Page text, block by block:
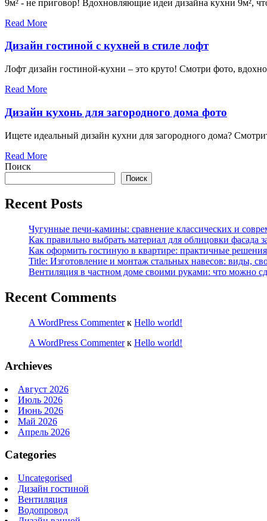
9м² - не приговор! Вдохновляющие идеи дизайна кухни 9м²,
Read More
Дизайн гостиной с кухней в стиле лофт
Лофт дизайн гостиной-кухни – это круто! Смотри фото,
Read More
Дизайн кухонь для загородного дома фото
Ищете идеальный дизайн кухни для загородного дома?
Read More
Поиск
Поиск
Recent Posts
Чугунные печи-камины: сравнение классических и
Как правильно выбрать материал для облицовки фасада
Как оформить гостиную в квартире: практичные
Title: Изготовление и монтаж стальных навесов: виды,
Вентиляция в частном доме своими руками: что можно
Recent Comments
A WordPress Commenterк Hello world!
A WordPress Commenterк Hello world!
Archieves
Август 2026
Июль 2026
Июнь 2026
Май 2026
Апрель 2026
Categories
Uncategorised
Дизайн гостиной
Вентиляция
Водопровод